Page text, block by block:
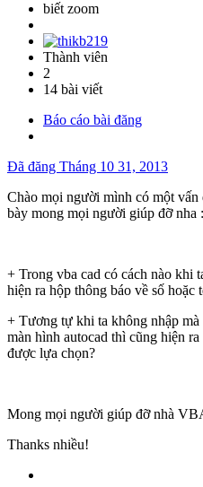
biết zoom
Thành viên
2
14 bài viết
Báo cáo bài đăng
Đã đăng Tháng 10 31, 2013
Chào mọi người mình có một vấn
bày mong mọi người giúp đỡ nha :
+ Trong vba cad có cách nào khi
hiện ra hộp thông báo về số hoặc
+ Tương tự khi ta không nhập
màn hình autocad thì cũng hiện
được lựa chọn?
Mong mọi người giúp đỡ nhà
Thanks nhiều!